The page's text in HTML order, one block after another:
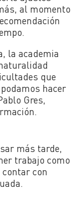
al momento
la academia
que
hacer
Gres,
más tarde,
trabajo como
con